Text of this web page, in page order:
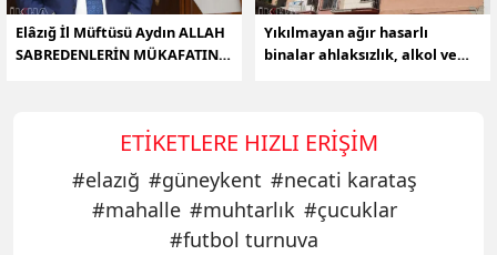
Elâzığ İl Müftüsü Aydın ALLAH
SABREDENLERİN MÜKAFATINI
Yıkılmayan ağır hasarlı
binalar ahlaksızlık, alkol ve
ETIKETLERE HIZLI ERIŞIM
#elazığ #güneykent #necati karataş
#mahalle #muhtarlık #çucuklar
#futbol turnuva